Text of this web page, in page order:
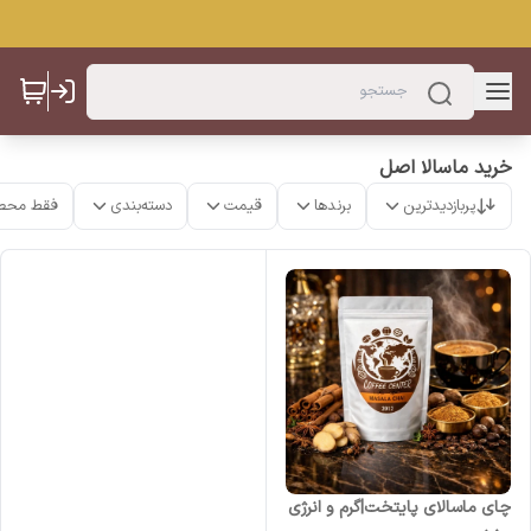
خرید ماسالا اصل
پربازدیدترین برندها قیمت دسته‌بندی فقط
چای ماسالای پایتخت|گرم و انرژی